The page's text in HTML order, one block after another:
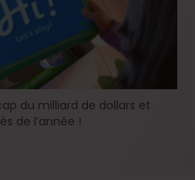
du milliard de dollars et
de l’année !